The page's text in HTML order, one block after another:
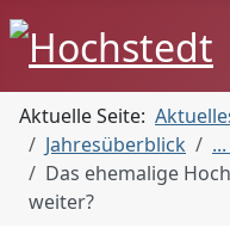
Aktuelle Seite:
Jahresüberblick
Das ehemalige
weiter?